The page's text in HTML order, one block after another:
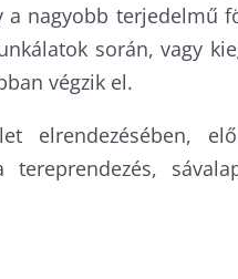
nagyobb terjedelmű
során, vagy
végzik el.